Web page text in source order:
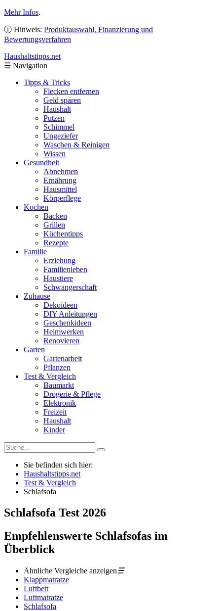
Mehr Infos.
ⓘ Hinweis: Produktauswahl, Finanzierung und
Bewertungsverfahren
Haushaltstipps.net
☰ Navigation
Tipps & Tricks
Flecken entfernen
Geld sparen
Haushalt
Putzen
Schimmel
Ungeziefer
Waschen & Reinigen
Wissen
Gesundheit
Abnehmen
Ernährung
Hausmittel
Körperflege
Kochen
Backen
Grillen
Küchentipps
Rezepte
Familie
Erziehung
Familienleben
Haustiere
Schwangerschaft
Zuhause
Dekoideen
DIY Anleitungen
Geschenkideen
Heimwerken
Renovieren
Garten
Gartenarbeit
Pflanzen
Test & Vergleich
Baumarkt
Drogerie & Pflege
Elektronik
Freizeit
Haushalt
Kinder
Sie befinden sich hier:
Haushaltstipps.net
Test & Vergleich
Schlafsofa
Schlafsofa Test 2026
Empfehlenswerte Schlafsofas im
Überblick
Ähnliche Vergleiche anzeigen☰
Klappmatratze
Luftbett
Luftmatratze
Schlafsofa